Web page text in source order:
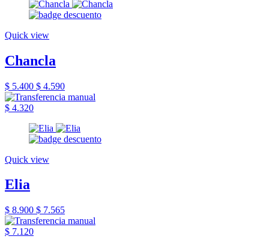
Quick view
Chancla
$ 5.400 $ 4.590
$ 4.320
Quick view
Elia
$ 8.900 $ 7.565
$ 7.120